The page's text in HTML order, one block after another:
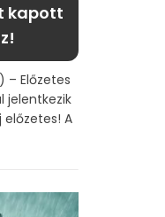
kapott
– Előzetes
jelentkezik
előzetes! A